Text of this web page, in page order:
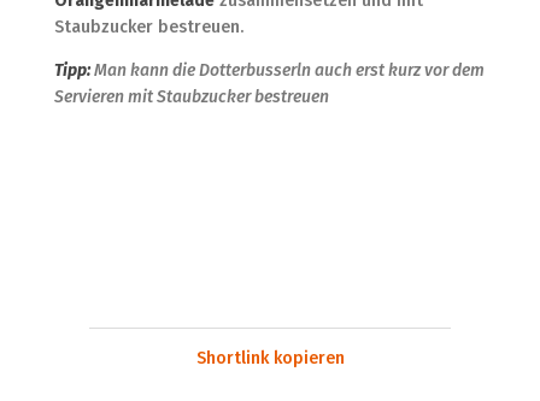
Staubzucker bestreuen.
Tipp:Man kann die Dotterbusserln auch erst kurz vor dem
Servieren mit Staubzucker bestreuen
Shortlink kopieren